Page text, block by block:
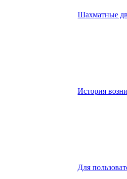
Шахматные
История
Для